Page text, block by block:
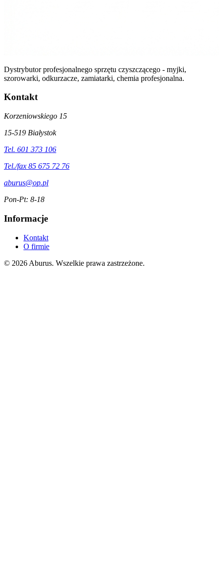
Dystrybutor profesjonalnego sprzętu czyszczącego - myjki,
szorowarki, odkurzacze, zamiatarki, chemia profesjonalna.
Kontakt
Korzeniowskiego 15
15-519 Białystok
Tel. 601 373 106
Tel./fax 85 675 72 76
aburus@op.pl
Pon-Pt: 8-18
Informacje
Kontakt
O firmie
© 2026 Aburus. Wszelkie prawa zastrzeżone.